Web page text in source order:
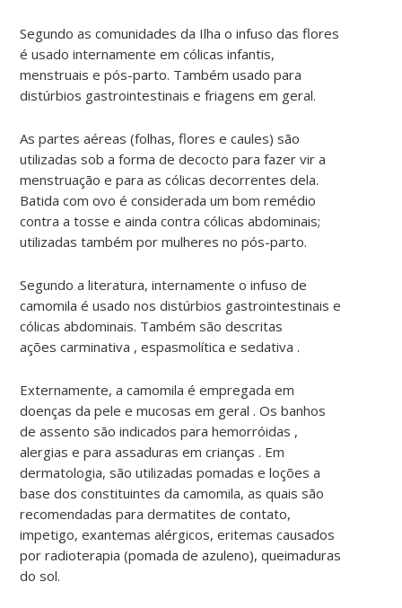
Segundo as comunidades da Ilha o infuso das flores
é usado internamente em cólicas infantis,
menstruais e pós-parto. Também usado para
distúrbios gastrointestinais e friagens em geral.
As partes aéreas (folhas, flores e caules) são
utilizadas sob a forma de decocto para fazer vir a
menstruação e para as cólicas decorrentes dela.
Batida com ovo é considerada um bom remédio
contra a tosse e ainda contra cólicas abdominais;
utilizadas também por mulheres no pós-parto.
Segundo a literatura, internamente o infuso de
camomila é usado nos distúrbios gastrointestinais e
cólicas abdominais. Também são descritas
açõescarminativa , espasmolítica e sedativa .
Externamente, a camomila é empregada em
doenças da pele e mucosas em geral . Os banhos
de assento são indicados parahemorróidas ,
alergias e para assaduras em crianças . Em
dermatologia, são utilizadas pomadas e loções a
base dos constituintes da camomila, as quais são
recomendadas para dermatites de contato,
impetigo, exantemas alérgicos, eritemas causados
por radioterapia (pomada deazuleno), queimaduras
do sol.